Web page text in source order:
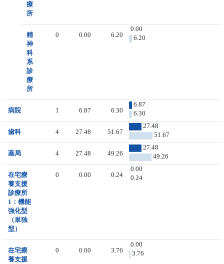
療
所
精
神
科
系
診
療
所
0 0.00 6.20
0.00
6.20
病院 1 6.87 6.30
6.87
6.30
歯科 4 27.48 51.67
27.48
51.67
薬局 4 27.48 49.26
27.48
49.26
在宅療
養支援
診療所
1：機能
強化型
（単独
型）
0 0.00 0.24
0.00
0.24
在宅療
養支援
0 0.00 3.76
0.00
3.76